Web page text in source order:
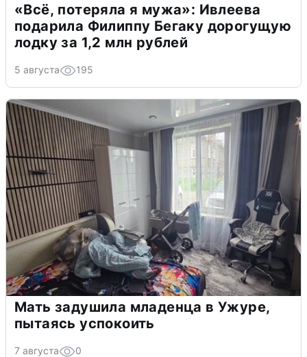
«Всё, потеряла я мужа»: Ивлеева
подарила Филиппу Бегаку дорогущую
лодку за 1,2 млн рублей
5 августа 195
Мать задушила младенца в Ужуре,
пытаясь успокоить
7 августа 0